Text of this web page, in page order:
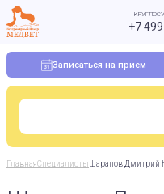
+7 499
Записаться на прием
ГлавнаяСпециалисты Шарапов Дмитрий